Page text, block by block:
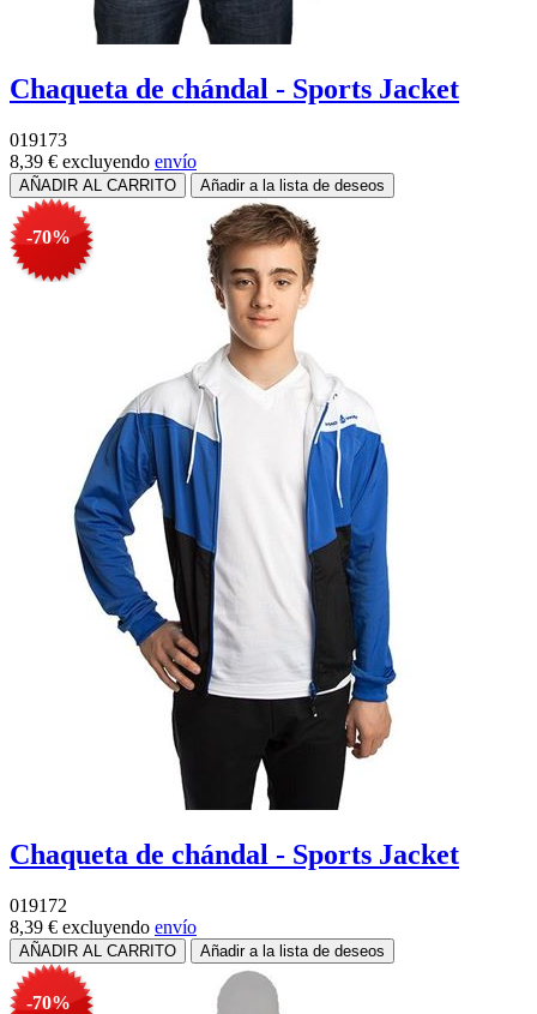
Chaqueta de chándal - Sports Jacket
019173
8,39 € excluyendo envío
-70%
Chaqueta de chándal - Sports Jacket
019172
8,39 € excluyendo envío
-70%